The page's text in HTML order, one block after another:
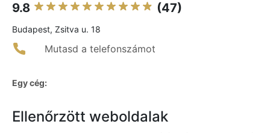
9.8 (47)
Budapest, Zsitva u. 18
Mutasd a telefonszámot
Egy cég:
Ellenőrzött weboldalak